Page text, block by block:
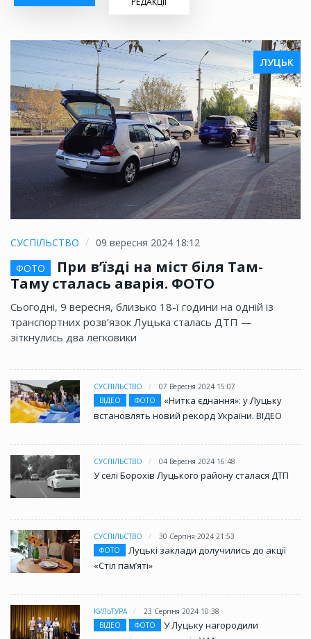
ЛУЦЬК
СУСПІЛЬСТВО
09 вересня 2024 18:12
ФОТО
При в’їзді на міст біля Там-
Таму сталась аварія. ФОТО
Сьогодні, 9 вересня, близько 18-ї години на одній із
транспортних розв’язок Луцька сталась ДТП —
зіткнулись два легковики
СУСПІЛЬСТВО
07 Вересня 2024 15:07
ВІДЕО
ФОТО
«Нитка єднання»: у Луцьку
встановлять новий рекорд України. ВІДЕО
СУСПІЛЬСТВО 04 Вересня 2024 16:48
У селі Борохів Луцького району сталася ДТП
СУСПІЛЬСТВО
30 Серпня 2024 21:53
ФОТО
Луцькі заклади долучились до акції
«Стіл памʼяті»
КУЛЬТУРА
23 Серпня 2024 10:38
ВІДЕО
ФОТО
У Луцьку нагородили